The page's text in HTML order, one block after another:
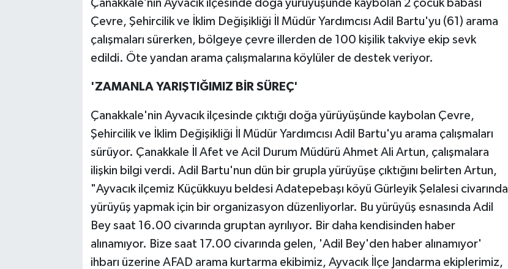
Çanakkale’nin Ayvacık ilçesinde doğa yürüyüşünde kaybolan 2 çocuk babası
Çevre, Şehircilik ve İklim Değişikliği İl Müdür Yardımcısı Adil Bartu'yu (61) arama
çalışmaları sürerken, bölgeye çevre illerden de 100 kişilik takviye ekip sevk
edildi. Öte yandan arama çalışmalarına köylüler de destek veriyor.
'ZAMANLA YARIŞTIĞIMIZ BİR SÜREÇ'
Çanakkale'nin Ayvacık ilçesinde çıktığı doğa yürüyüşünde kaybolan Çevre,
Şehircilik ve İklim Değişikliği İl Müdür Yardımcısı Adil Bartu'yu arama çalışmaları
sürüyor. Çanakkale İl Afet ve Acil Durum Müdürü Ahmet Ali Artun, çalışmalara
ilişkin bilgi verdi. Adil Bartu'nun dün bir grupla yürüyüşe çıktığını belirten Artun,
"Ayvacık ilçemiz Küçükkuyu beldesi Adatepebaşı köyü Gürleyik Şelalesi civarında
yürüyüş yapmak için bir organizasyon düzenliyorlar. Bu yürüyüş esnasında Adil
Bey saat 16.00 civarında gruptan ayrılıyor. Bir daha kendisinden haber
alınamıyor. Bize saat 17.00 civarında gelen, 'Adil Bey'den haber alınamıyor'
ihbarı üzerine AFAD arama kurtarma ekibimiz, Ayvacık İlçe Jandarma ekiplerimiz,